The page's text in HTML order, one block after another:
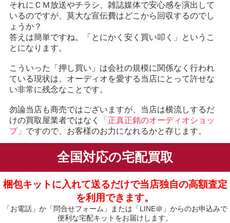
それにＣＭ放送やチラシ、雑誌媒体で安心感を演出して
いるのですが、莫大な宣伝費はどこから回収するのでし
ょうか？
答えは簡単ですね。「とにかく安く買い叩く」というこ
とになります。
こういった「押し買い」は会社の規模に関係なく行われ
ている現状は、オーディオを愛する当店にとって許せな
い非常に残念なことです。
勿論当店も商売ではございますが、当店は横流しするだ
けの買取屋業者ではなく
「正真正銘のオーディオショッ
プ」 ですので、お客様のお力になれるかと存じます。
全国対応の宅配買取
梱包キットに入れて送るだけで当店独自の高額査定
を利用できます。
「お電話」か「問合せフォーム」または「LINE＠」からのお申込みで
便利な宅配キットをお届けします。